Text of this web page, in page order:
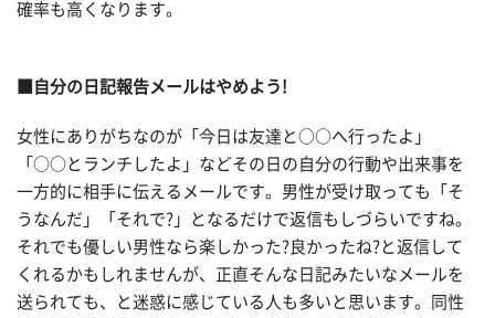
確率も高くなります。
■自分の日記報告メールはやめよう!
女性にありがちなのが「今日は友達と○○へ行ったよ」
「○○とランチしたよ」などその日の自分の行動や出来事を
一方的に相手に伝えるメールです。男性が受け取っても「そ
うなんだ」「それで?」となるだけで返信もしづらいですね。
それでも優しい男性なら楽しかった?良かったね?と返信して
くれるかもしれませんが、正直そんな日記みたいなメールを
送られても、と迷惑に感じている人も多いと思います。同性